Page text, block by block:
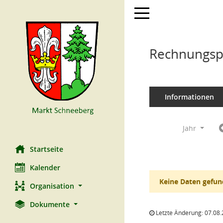
Startseite
Kalender
Organisation
Dokumente
Toggle navigation
Informationen
Jahr
Keine Daten
Letzte Änderung: